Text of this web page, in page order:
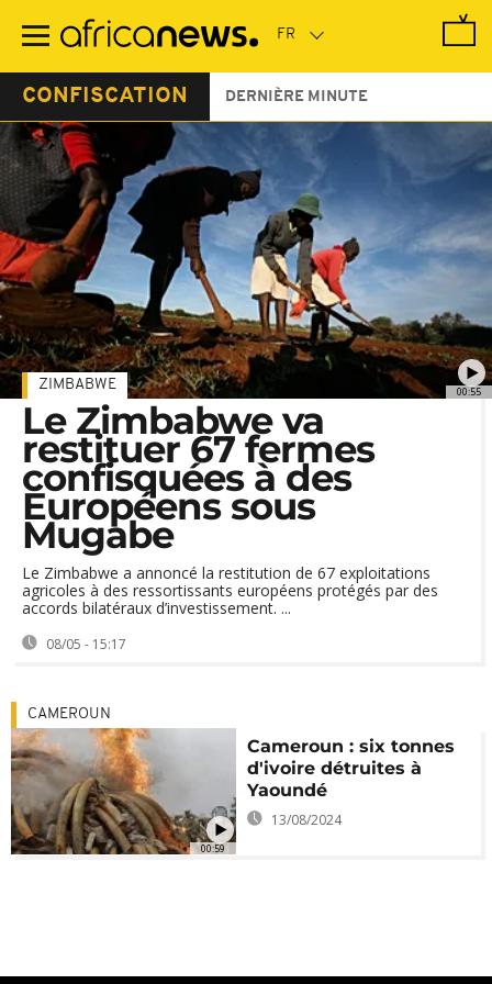
contenu
CONFISCATION DERNIÈRE MINUTE
00:55
ZIMBABWE
Le Zimbabwe va
restituer 67 fermes
confisquées à des
Européens sous
Mugabe
Le Zimbabwe a annoncé la restitution de 67 exploitations
agricoles à des ressortissants européens protégés par des
accords bilatéraux d’investissement. ...
08/05 - 15:17
00:59
CAMEROUN
Cameroun : six tonnes
d'ivoire détruites à
Yaoundé
13/08/2024